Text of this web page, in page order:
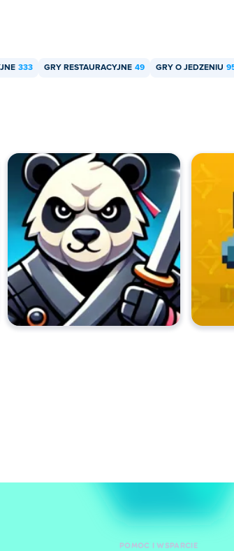
333 GRY RESTAURACYJNE 49 GRY O JEDZENIU
POMOC I WSPARCIE